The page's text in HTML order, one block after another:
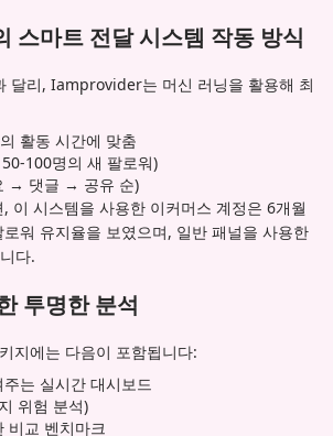
마트 전달 시스템 작동 방식
달리, Iamprovider는 머신 러닝을 활용해 최
활동 시간에 맞춤
100명의 새 팔로워)
→ 댓글 → 공유 순)
이 시스템을 사용한 이커머스 계정은 6개월
워 유지율을 보였으며, 일반 패널을 사용한
다.
투명한 분석
지에는 다음이 포함됩니다:
는 실시간 대시보드
위험 분석)
비교 벤치마크